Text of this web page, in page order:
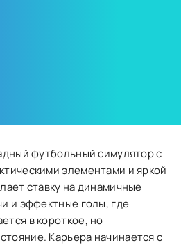
футбольный симулятор с
элементами и яркой
ставку на динамичные
и эффектные голы, где
в короткое, но
Карьера начинается с